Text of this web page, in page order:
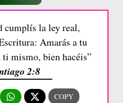
cumplís la ley real,
Amarás a tu
mismo, bien hacéis”
2:8